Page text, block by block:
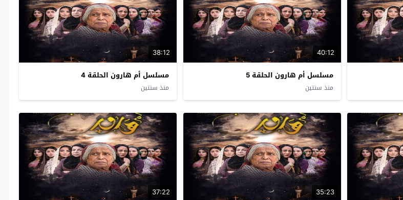
40:12
مسلسل أم هارون الحلقة 5
منذ سنتين
38:12
مسلسل أم هارون الحلقة 4
منذ سنتين
35:23
37:22